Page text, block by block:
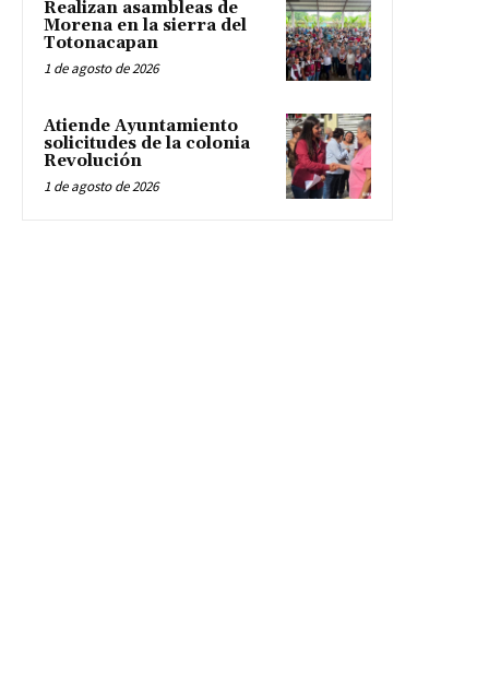
Realizan asambleas de
Morena en la sierra del
Totonacapan
1 de agosto de 2026
Atiende Ayuntamiento
solicitudes de la colonia
Revolución
1 de agosto de 2026